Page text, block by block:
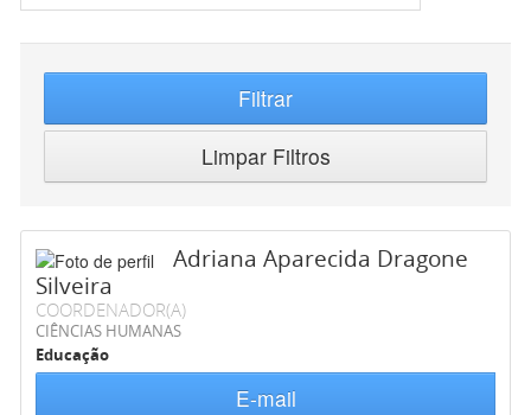
Filtrar
Limpar Filtros
Adriana Aparecida Dragone
Silveira
COORDENADOR(A)
CIÊNCIAS HUMANAS
Educação
E-mail